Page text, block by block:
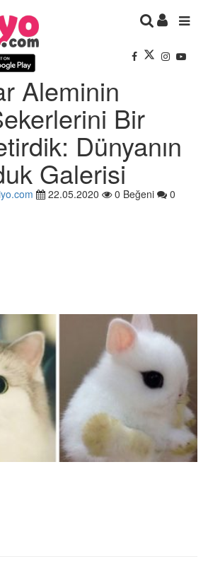
Aleminin
Bir
Dünyanın
Galerisi
22.05.2020 0 Beğeni
0